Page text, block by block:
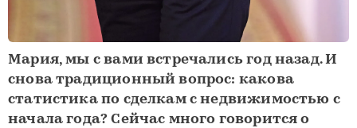
Мария, мы с вами встречались год назад. И
снова традиционный вопрос: какова
статистика по сделкам с недвижимостью с
начала года? Сейчас много говорится о